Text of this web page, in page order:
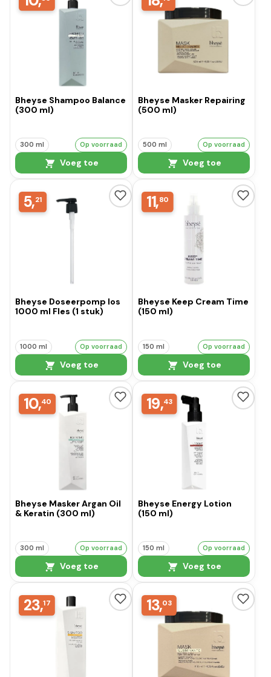
Bheyse Shampoo Balance
(300 ml)
300 ml Op voorraad
Voeg toe
Bheyse Masker Repairing
(500 ml)
500 ml Op voorraad
Voeg toe
5,21
Bheyse Doseerpomp los
1000 ml Fles (1 stuk)
1000 ml Op voorraad
Voeg toe
11,80
Bheyse Keep Cream Time
(150 ml)
150 ml Op voorraad
Voeg toe
10,40
Bheyse Masker Argan Oil
& Keratin (300 ml)
300 ml Op voorraad
Voeg toe
19,43
Bheyse Energy Lotion
(150 ml)
150 ml Op voorraad
Voeg toe
23,17 13,03